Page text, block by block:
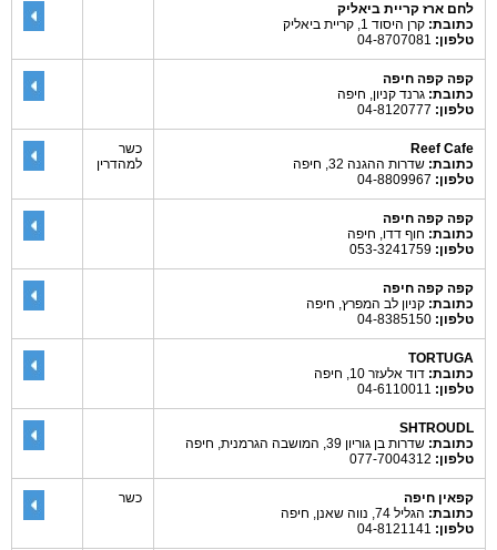
לחם ארז קריית ביאליק
כתובת: קרן היסוד 1, קריית ביאליק
טלפון:
קפה קפה חיפה
כתובת: גרנד קניון, חיפה
טלפון:
Reef Cafe
כתובת: שדרות ההגנה 32, חיפה
טלפון:
כשר
למהדרין
קפה קפה חיפה
כתובת: חוף דדו, חיפה
טלפון:
קפה קפה חיפה
כתובת: קניון לב המפרץ, חיפה
טלפון:
TORTUGA
כתובת: דוד אלעזר 10, חיפה
טלפון:
SHTROUDL
כתובת: שדרות בן גוריון 39, המושבה הגרמנית, חיפה
טלפון:
קפאין חיפה
כתובת: הגליל 74, נווה שאנן, חיפה
טלפון:
כשר